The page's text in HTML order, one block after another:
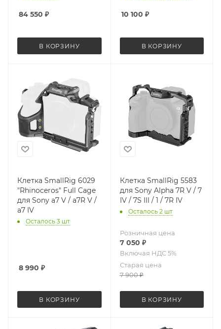
84 550 ₽
В КОРЗИНУ
10 100 ₽
В КОРЗИНУ
Клетка SmallRig 6029
"Rhinoceros" Full Cage
для Sony a7 V / a7R V /
a7 IV
Осталось 3 шт
8 990 ₽
В КОРЗИНУ
Клетка SmallRig 5583
для Sony Alpha 7R V / 7
IV / 7S III / 1 / 7R IV
Осталось 2 шт
Розничная цена
7 050 ₽
Старая цена
7 900₽
В КОРЗИНУ